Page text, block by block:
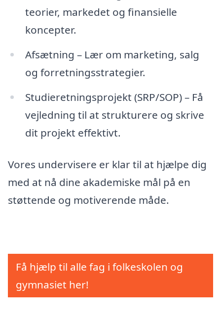
teorier, markedet og finansielle
koncepter.
Afsætning – Lær om marketing, salg
og forretningsstrategier.
Studieretningsprojekt (SRP/SOP) – Få
vejledning til at strukturere og skrive
dit projekt effektivt.
Vores undervisere er klar til at hjælpe dig
med at nå dine akademiske mål på en
støttende og motiverende måde.
Få hjælp til alle fag i folkeskolen og
gymnasiet her!